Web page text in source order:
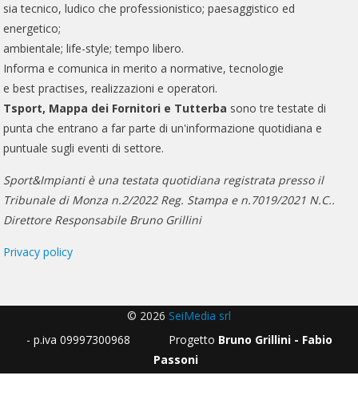
sia tecnico, ludico che professionistico; paesaggistico ed
energetico;
ambientale; life-style; tempo libero.
Informa e comunica in merito a normative, tecnologie
e best practises, realizzazioni e operatori.
Tsport, Mappa dei Fornitori e Tutterba sono tre testate di
punta che entrano a far parte di un'informazione quotidiana e
puntuale sugli eventi di settore.
Sport&Impianti è una testata quotidiana registrata presso il
Tribunale di Monza n.2/2022 Reg. Stampa e n.7019/2021 N.C..
Direttore Responsabile Bruno Grillini
Privacy policy
© 2026 SeiMedia srl
- p.iva 09997300968 Progetto Bruno Grillini - Fabio
Passoni